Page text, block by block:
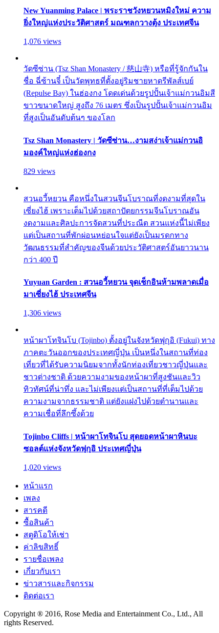
New Yuanming Palace | พระราชวังหยวนหมิงใหม่ ความ
ยิ่งใหญ่แห่งประวัติศาสตร์ มณฑลกวางตุ้ง ประเทศจีน
1,076 views
วัดซีซ่าน (Tsz Shan Monastery / 慈山寺) หรือที่รู้จักกันใน
ชื่อ ฉี่ซ้านจี๋ เป็นวัดพุทธที่ตั้งอยู่ริมชายหาดรีพัลส์เบย์
(Repulse Bay) ในฮ่องกง โดดเด่นด้วยรูปปั้นเจ้าแม่กวนอิมสี
ขาวขนาดใหญ่ สูงถึง 76 เมตร ซึ่งเป็นรูปปั้นเจ้าแม่กวนอิม
ที่สูงเป็นอันดับต้นๆ ของโลก
Tsz Shan Monastery | วัดซีซ่าน…งามสง่าเจ้าแม่กวนอิ
มองค์ใหญ่แห่งฮ่องกง
829 views
สวนอวี้หยวน คือหนึ่งในสวนจีนโบราณที่งดงามที่สุดใน
เซี่ยงไฮ้ เพราะเต็มไปด้วยสถาปัตยกรรมจีนโบราณอัน
งดงามและศิลปะการจัดสวนที่ประณีต สวนแห่งนี้ไม่เพียง
แต่เป็นสถานที่พักผ่อนหย่อนใจแต่ยังเป็นมรดกทาง
วัฒนธรรมที่สำคัญของจีนด้วยประวัติศาสตร์อันยาวนาน
กว่า 400 ปี
Yuyuan Garden : สวนอวี้หยวน จุดเช็กอินห้ามพลาดเมื่อ
มาเซี่ยงไฮ้ ประเทศจีน
1,306 views
หน้าผาโทจินโบ (Tojinbo) ตั้งอยู่ในจังหวัดฟุกุอิ (Fukui) ทาง
ภาคตะวันออกของประเทศญี่ปุ่น เป็นหนึ่งในสถานที่ท่อง
เที่ยวที่ได้รับความนิยมจากทั้งนักท่องเที่ยวชาวญี่ปุ่นและ
ชาวต่างชาติ ด้วยความงามของหน้าผาที่สูงชันและวิว
ทิวทัศน์ที่น่าทึ่ง และไม่เพียงแต่เป็นสถานที่ที่เต็มไปด้วย
ความงามจากธรรมชาติ แต่ยังแฝงไปด้วยตำนานและ
ความเชื่อที่ลึกซึ้งด้วย
Tojinbo Cliffs | หน้าผาโทจินโบ สุดยอดหน้าผาหินบะ
ซอลต์แห่งจังหวัดฟุกุอิ ประเทศญี่ปุ่น
1,020 views
หน้าแรก
เพลง
สารคดี
ซื้อสินค้า
สตูดิโอให้เช่า
ค่าลิขสิทธิ์
รายชื่อเพลง
เกี่ยวกับเรา
ข่าวสารและกิจกรรม
ติดต่อเรา
Copyright ® 2016, Rose Media and Entertainment Co., Ltd., All
rights Reserved.